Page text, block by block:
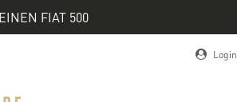
FIAT 500
Login